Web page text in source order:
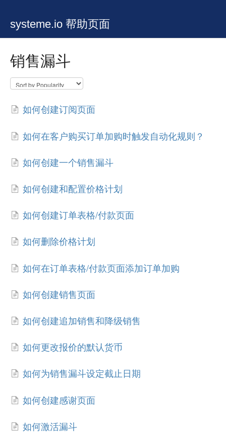
systeme.io 帮助页面
销售漏斗
如何创建订阅页面
如何在客户购买订单加购时触发自动化规则？
如何创建一个销售漏斗
如何创建和配置价格计划
如何创建订单表格/付款页面
如何删除价格计划
如何在订单表格/付款页面添加订单加购
如何创建销售页面
如何创建追加销售和降级销售
如何更改报价的默认货币
如何为销售漏斗设定截止日期
如何创建感谢页面
如何激活漏斗